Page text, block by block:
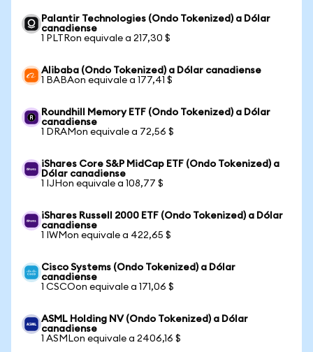
Palantir Technologies (Ondo Tokenized) a Dólar
canadiense
1 PLTRon equivale a 217,30 $
Alibaba (Ondo Tokenized) a Dólar canadiense
1 BABAon equivale a 177,41 $
Roundhill Memory ETF (Ondo Tokenized) a Dólar
canadiense
1 DRAMon equivale a 72,56 $
iShares Core S&P MidCap ETF (Ondo Tokenized) a
Dólar canadiense
1 IJHon equivale a 108,77 $
iShares Russell 2000 ETF (Ondo Tokenized) a Dólar
canadiense
1 IWMon equivale a 422,65 $
Cisco Systems (Ondo Tokenized) a Dólar
canadiense
1 CSCOon equivale a 171,06 $
ASML Holding NV (Ondo Tokenized) a Dólar
canadiense
1 ASMLon equivale a 2406,16 $